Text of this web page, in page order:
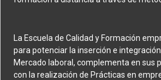
La Escuela de Calidad y Formación
para potenciar la inserción e
Mercado laboral, complementa en sus
con la realización de Prácticas en